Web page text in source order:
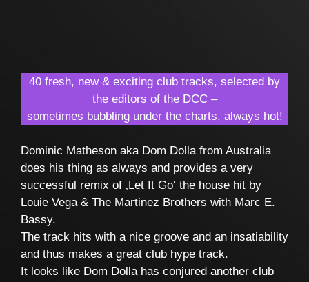
40 fresh, new & exciting club tracks, selected by
the editors of the DCC –
sometimes bubbling under the charts, always hot!
Dominic Matheson aka Dom Dolla from Australia
does his thing as always and provides a very
successful remix of ‚Let It Go‘ the house hit by
Louie Vega & The Martinez Brothers with Marc E.
Bassy.
The track hits with a nice groove and an insatiability
and thus makes a great club hype track.
It looks like Dom Dolla has conjured another club